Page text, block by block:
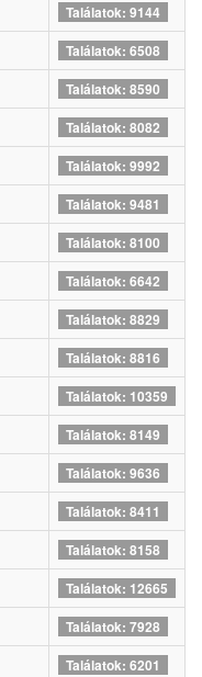
Találatok: 9144
Találatok: 6508
Találatok: 8590
Találatok: 8082
Találatok: 9992
Találatok: 9481
Találatok: 8100
Találatok: 6642
Találatok: 8829
Találatok: 8816
Találatok: 10359
Találatok: 8149
Találatok: 9636
Találatok: 8411
Találatok: 8158
Találatok: 12665
Találatok: 7928
Találatok: 6201